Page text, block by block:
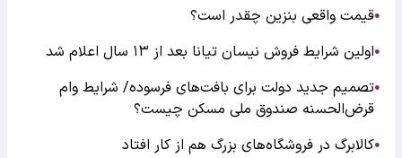
●قیمت واقعی بنزین چقدر است؟
●اولین شرایط فروش نیسان تیانا بعد از ۱۳ سال اعلام شد
●تصمیم جدید دولت برای بافت‌های فرسوده/ شرایط وام
قرض‌الحسنه صندوق ملی مسکن چیست؟
●کالابرگ در فروشگاه‌های بزرگ هم از کار افتاد